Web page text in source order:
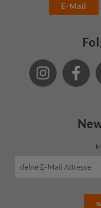
E-Mail